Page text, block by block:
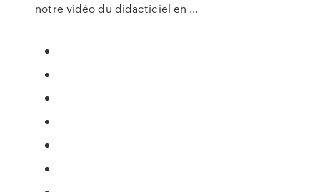
notre vidéo du didacticiel en ...